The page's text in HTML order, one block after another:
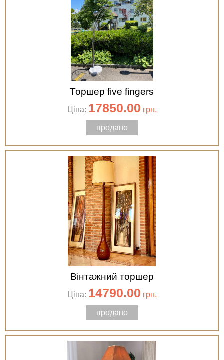
Торшер five fingers
Ціна: 17850.00 грн.
продано
Вінтажний торшер
Ціна: 14790.00 грн.
продано